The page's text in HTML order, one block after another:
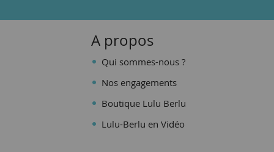
A propos
Qui sommes-nous ?
Nos engagements
Boutique Lulu Berlu
Lulu-Berlu en Vidéo